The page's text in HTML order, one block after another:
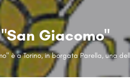
Giacomo"